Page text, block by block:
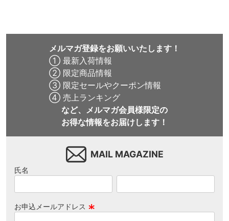
メルマガ登録をお願いいたします！
① 最新入荷情報
② 限定商品情報
③ 限定セールやクーポン情報
④ 売上ランキング
など、メルマガ会員様限定の
お得な情報をお届けします！
MAIL MAGAZINE
氏名
お申込メールアドレス